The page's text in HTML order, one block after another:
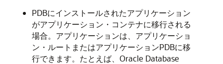
PDBにインストールされたアプリケーション
がアプリケーション・コンテナに移行される
場合。アプリケーションは、アプリケーショ
ン・ルートまたはアプリケーションPDBに移
行できます。たとえば、Oracle Database